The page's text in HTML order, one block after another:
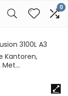
0
3100L A3
Kantoren,
Met…